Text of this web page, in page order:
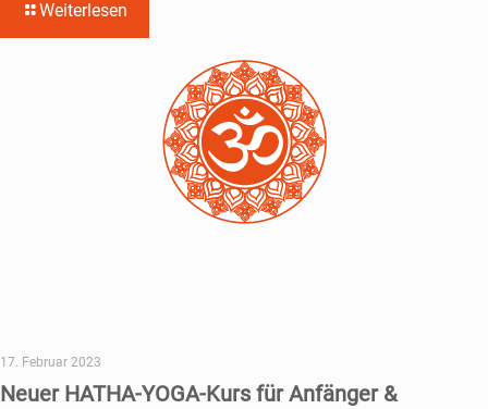
Weiterlesen
17. Februar 2023
Neuer HATHA-YOGA-Kurs für Anfänger &